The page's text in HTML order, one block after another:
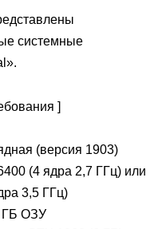
системные
]
(версия 1903)
(4 ядра 2,7 ГГц) или
3,5 ГГц)
ГБ ОЗУ